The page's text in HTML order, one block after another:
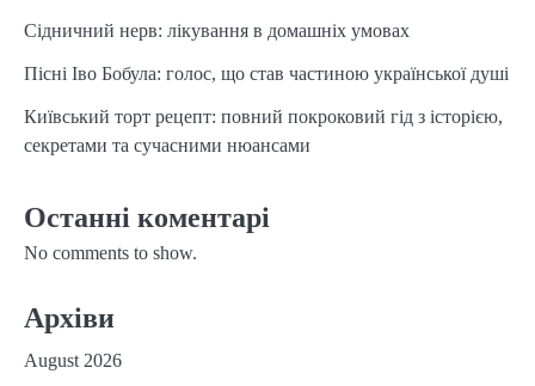
Сідничний нерв: лікування в домашніх умовах
Пісні Іво Бобула: голос, що став частиною української душі
Київський торт рецепт: повний покроковий гід з історією,
секретами та сучасними нюансами
Останні коментарі
No comments to show.
Архіви
August 2026